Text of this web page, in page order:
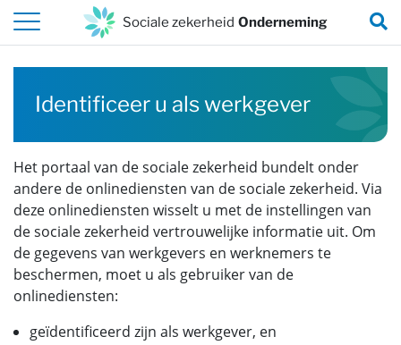
Naar de inhoud van deze pagina
Sociale zekerheid Onderneming
Identificeer u als werkgever
Het portaal van de sociale zekerheid bundelt onder
andere de onlinediensten van de sociale zekerheid. Via
deze onlinediensten wisselt u met de instellingen van
de sociale zekerheid vertrouwelijke informatie uit. Om
de gegevens van werkgevers en werknemers te
beschermen, moet u als gebruiker van de
onlinediensten:
geïdentificeerd zijn als werkgever, en